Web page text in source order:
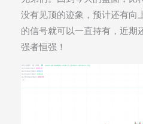
没有见顶的迹象，预计还有向
的信号就可以一直持有，近期
强者恒强！